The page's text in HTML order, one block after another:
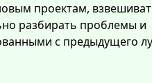
проектам,
разбирать проблемы и
с предыдущего